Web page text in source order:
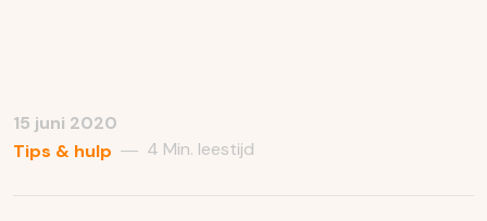
15 juni 2020
Tips & hulp — 4 Min. leestijd